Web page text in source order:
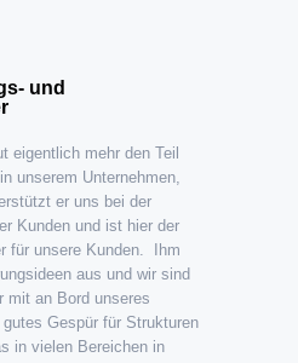
und
eigentlich mehr den Teil
unserem Unternehmen,
er uns bei der
Kunden und ist hier der
für unsere Kunden. Ihm
aus und wir sind
mit an Bord unseres
Gespür für Strukturen
in vielen Bereichen in